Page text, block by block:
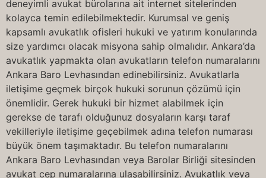
deneyimli avukat bürolarına ait internet sitelerinden
kolayca temin edilebilmektedir. Kurumsal ve geniş
kapsamlı avukatlık ofisleri hukuki ve yatırım konularında
size yardımcı olacak misyona sahip olmalıdır. Ankara’da
avukatlık yapmakta olan avukatların telefon numaralarını
Ankara Baro Levhasından edinebilirsiniz. Avukatlarla
iletişime geçmek birçok hukuki sorunun çözümü için
önemlidir. Gerek hukuki bir hizmet alabilmek için
gerekse de tarafı olduğunuz dosyaların karşı taraf
vekilleriyle iletişime geçebilmek adına telefon numarası
büyük önem taşımaktadır. Bu telefon numaralarını
Ankara Baro Levhasından veya Barolar Birliği sitesinden
avukat cep numaralarına ulaşabilirsiniz. Avukatlık veya